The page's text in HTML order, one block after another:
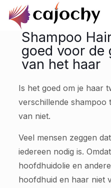
Shampoo
goed voor de
van het haar
Is het goed om je haar
verschillende shampoo
van niet.
Veel mensen zeggen
iedereen nodig is.
hoofdhuidolie en
hoofdhuid en haar niet